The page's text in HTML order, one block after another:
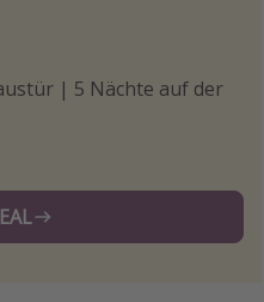
| 5 Nächte auf der